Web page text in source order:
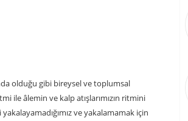
olduğu gibi bireysel ve toplumsal
ile âlemin ve kalp atışlarımızın ritmini
ve yakalamamak için